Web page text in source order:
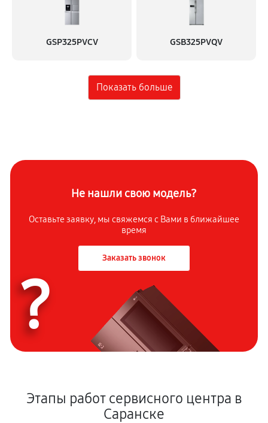
GSP325PVCV GSB325PVQV
Не нашли свою модель?
Оставьте заявку, мы свяжемся с Вами в ближайшее
время
Заказать звонок
?
Этапы работ сервисного центра в
Саранске